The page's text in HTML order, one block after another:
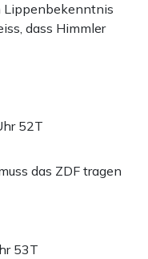
Lippenbekenntnis
dass Himmler
52T
das ZDF tragen
53T